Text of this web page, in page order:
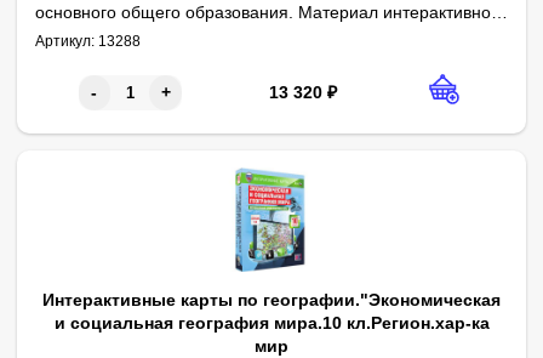
основного общего образования. Материал интерактивного
учебного пособия содержит учебные карты к курсу
1. Политическая карта мира. 2. Уровень социально-
Артикул: 13288
- + 13 320 ₽
Интерактивные карты по географии."Экономическая
и социальная география мира.10 кл.Регион.хар-ка
мир